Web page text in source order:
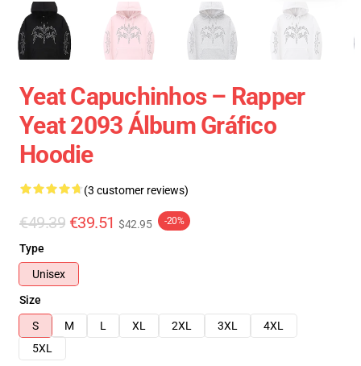
Yeat Capuchinhos – Rapper
Yeat 2093 Álbum Gráfico
Hoodie
(3 customer reviews)
€49.39 €39.51 $42.95 -20%
Type
Unisex
Size
S
M L XL 2XL 3XL
4XL
5XL